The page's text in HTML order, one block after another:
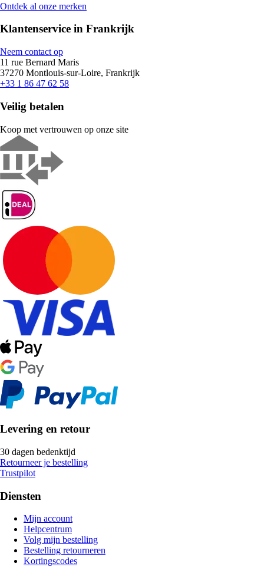
Ontdek al onze merken
Klantenservice in Frankrijk
Neem contact op
11 rue Bernard Maris
37270 Montlouis-sur-Loire, Frankrijk
+33 1 86 47 62 58
Veilig betalen
Koop met vertrouwen op onze site
Levering en retour
30 dagen bedenktijd
Retourneer je bestelling
Trustpilot
Diensten
Mijn account
Helpcentrum
Volg mijn bestelling
Bestelling retourneren
Kortingscodes